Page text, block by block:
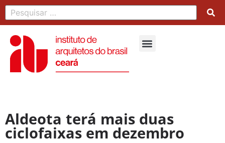
Aldeota terá mais duas
ciclofaixas em dezembro